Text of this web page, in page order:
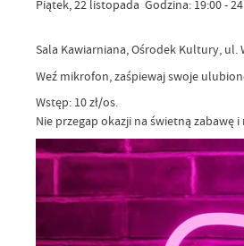
Piątek, 22 listopada Godzina: 19:00 -
Sala Kawiarniana, Ośrodek Kultury, ul.
Weź mikrofon, zaśpiewaj swoje
Wstęp: 10 zł/os.
Nie przegap okazji na świetną zabawę